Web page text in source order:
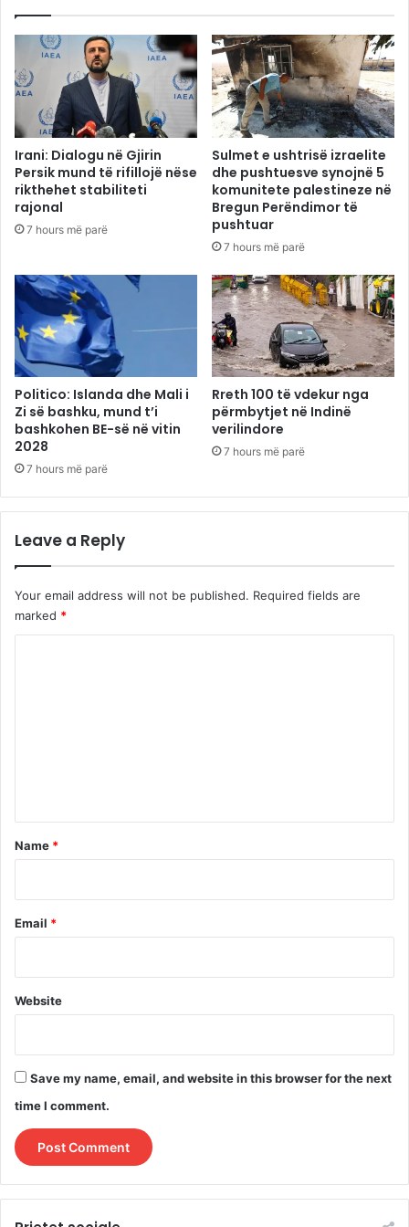
Irani: Dialogu në Gjirin
Persik mund të rifillojë nëse
rikthehet stabiliteti
rajonal
7 hours më parë
Sulmet e ushtrisë izraelite
dhe pushtuesve synojnë 5
komunitete palestineze në
Bregun Perëndimor të
pushtuar
7 hours më parë
Politico: Islanda dhe Mali i
Zi së bashku, mund t’i
bashkohen BE-së në vitin
2028
7 hours më parë
Rreth 100 të vdekur nga
përmbytjet në Indinë
verilindore
7 hours më parë
Leave a Reply
Your email address will not be published. Required fields are
marked *
*
Name *
Email *
Website
Save my name, email, and website in this browser for the next
time I comment.